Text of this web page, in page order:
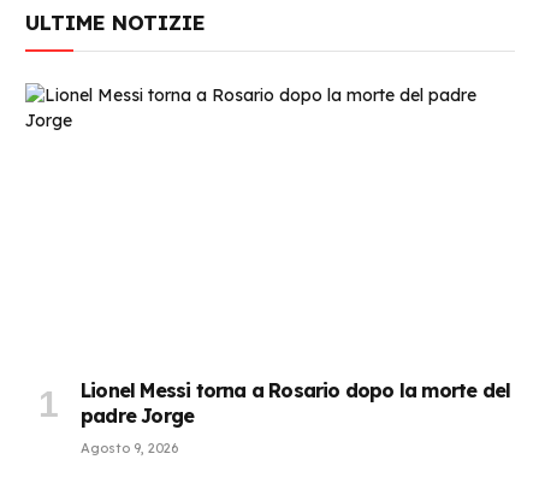
ULTIME NOTIZIE
Lionel Messi torna a Rosario dopo la morte del
padre Jorge
Agosto 9, 2026